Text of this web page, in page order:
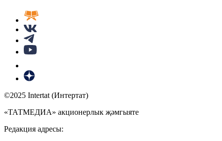
©2025 Intertat (Интертат)
«ТАТМЕДИА» акционерлык җәмгыяте
Редакция адресы: